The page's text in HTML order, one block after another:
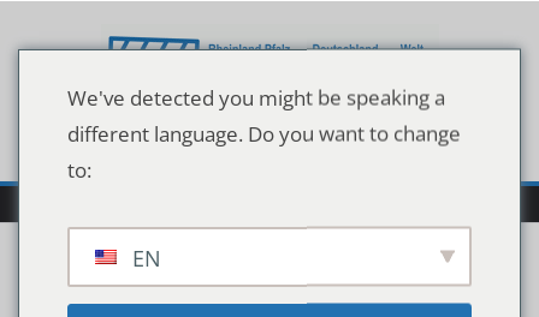
Inhalt
We've detected you might be speaking a
different language. Do you want to change
to:
EN